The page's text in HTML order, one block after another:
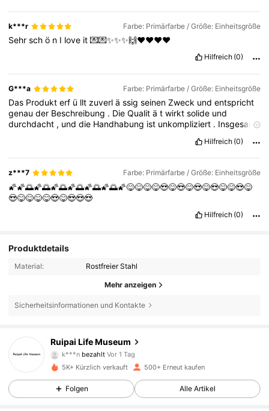
k***r Farbe: Primärfarbe / Größe: Einheitsgröße
Sehrschö n I love it💌💌✨️✨️✨️🙌❤️❤️❤️❤️
Hilfreich (0)
G***a Farbe: Primärfarbe / Größe: Einheitsgröße
Das Produkterf ü lltzuverlässigseinenZweck undentspricht
genauder Beschreibung . DieQualitätwirktsolide und
durchdacht , unddie Handhabung ist unkompliziert . Insgesamt
undwürdees
jederzeitwiederkaufen.
Hilfreich (0)
z***7 Farbe: Primärfarbe / Größe: Einheitsgröße
🌠🌠🌅🌠🌅🌠🌅🌠🌅🌠🌅🌠🌅🌠😋😋😋😋😍😋😍😋😍😋😍😋😋😍😋
😍😋😋😋😋😍😋😍😍😍
Hilfreich (0)
Produktdetails
Material: Rostfreier Stahl
Mehr anzeigen
Sicherheitsinformationen und Kontakte
Ruipai Life Museum
4,88
589 Follower
k***n
s***_istVor 1 Tag gefolgt
4,88
589 Follower
4,88 589 Follower
5K+ Kürzlich verkauft 500+ Erneut kaufen
Folgen Alle Artikel